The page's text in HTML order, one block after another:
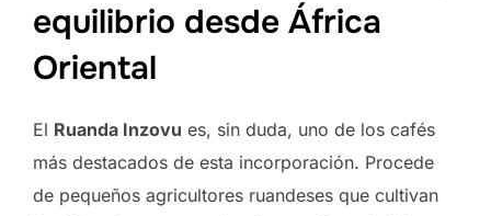
equilibrio desde África
Oriental
El Ruanda Inzovu es, sin duda, uno de los cafés
más destacados de esta incorporación. Procede
de pequeños agricultores ruandeses que cultivan